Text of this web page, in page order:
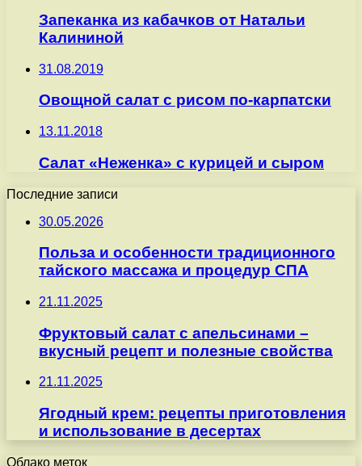
Запеканка из кабачков от Натальи
Калининой
31.08.2019
Овощной салат с рисом по-карпатски
13.11.2018
Салат «Неженка» с курицей и сыром
Последние записи
30.05.2026
Польза и особенности традиционного
тайского массажа и процедур СПА
21.11.2025
Фруктовый салат с апельсинами –
вкусный рецепт и полезные свойства
21.11.2025
Ягодный крем: рецепты приготовления
и использование в десертах
Облако меток